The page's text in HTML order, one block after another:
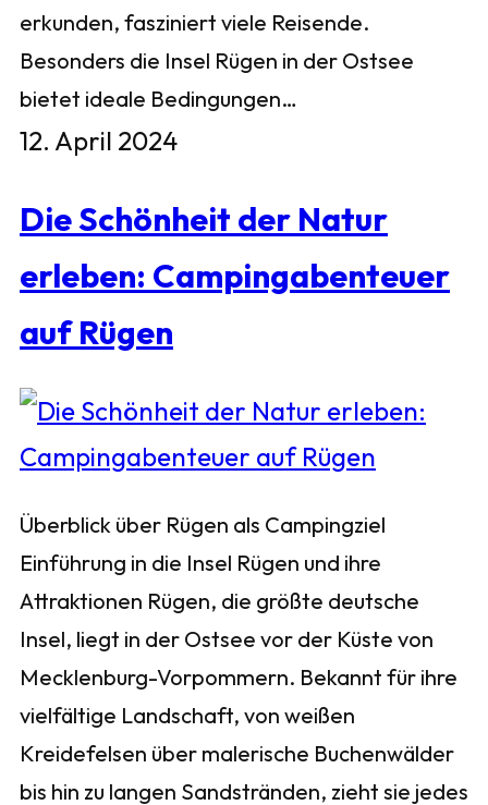
erkunden, fasziniert viele Reisende.
Besonders die Insel Rügen in der Ostsee
bietet ideale Bedingungen…
12. April 2024
Die Schönheit der Natur
erleben: Campingabenteuer
auf Rügen
Überblick über Rügen als Campingziel
Einführung in die Insel Rügen und ihre
Attraktionen Rügen, die größte deutsche
Insel, liegt in der Ostsee vor der Küste von
Mecklenburg-Vorpommern. Bekannt für ihre
vielfältige Landschaft, von weißen
Kreidefelsen über malerische Buchenwälder
bis hin zu langen Sandstränden, zieht sie jedes